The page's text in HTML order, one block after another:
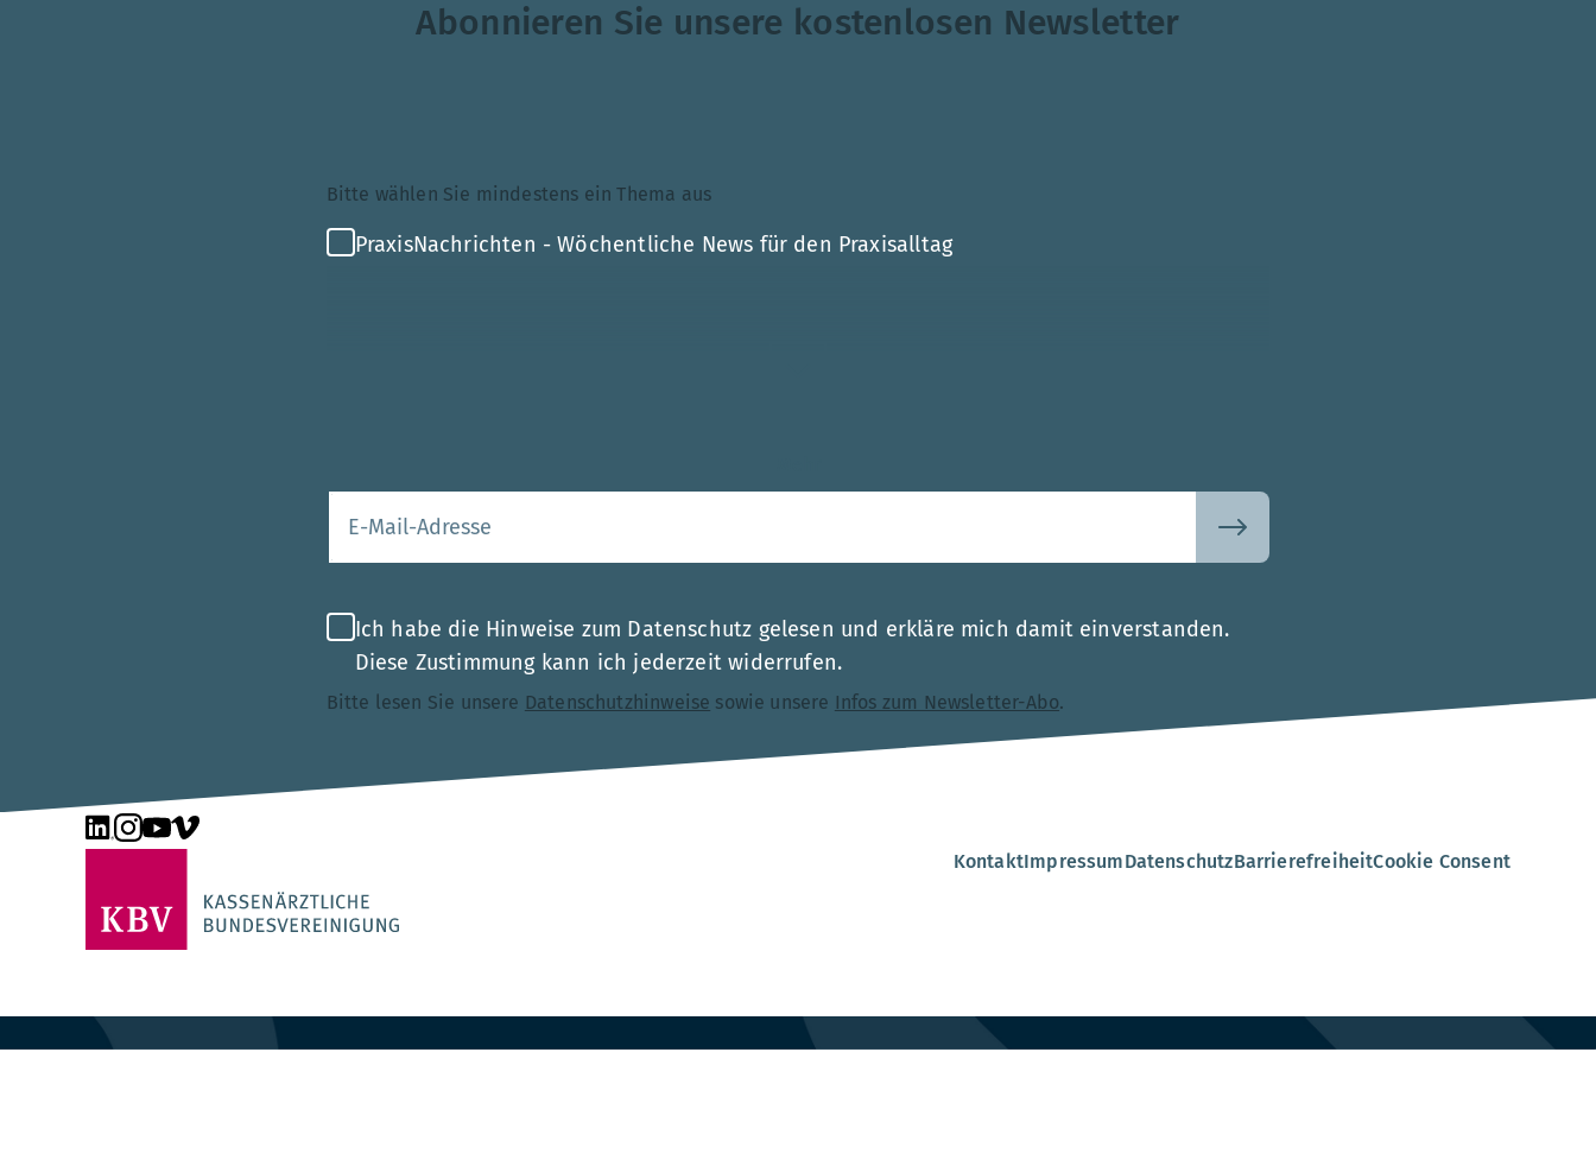
Abonnieren Sie unsere kostenlosen Newsletter
Bitte wählen Sie mindestens ein Thema aus
PraxisNachrichten - Wöchentliche News für den Praxisalltag
Ich habe die Hinweise zum Datenschutz gelesen und erkläre mich damit einverstanden.
Diese Zustimmung kann ich jederzeit widerrufen.
Bitte lesen Sie unsere Datenschutzhinweise sowie unsere Infos zum Newsletter-Abo.
Ihre E-Mail-Adresse
Unsere Seite auf LinkedIn
Unsere Seite auf Instagram
Unsere Seite auf YouTube
Unsere Seite auf Vimeo
KontaktImpressumDatenschutzBarrierefreiheitCookie Consent